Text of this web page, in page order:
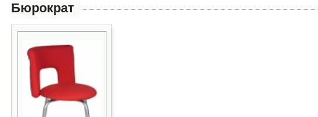
Бюрократ